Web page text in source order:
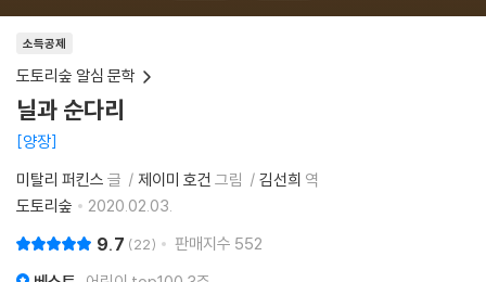
소득공제
도토리숲 알심 문학
닐과 순다리
양장
미탈리 퍼킨스 글 제이미 호건 그림 김선희 역
도토리숲
2020.02.03.
9.7 22 판매지수 552